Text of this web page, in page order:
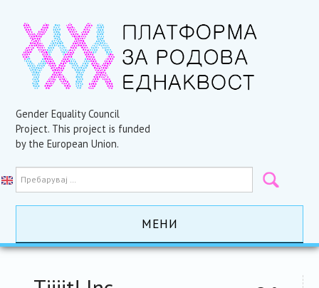
Gender Equality Council
Project. This project is funded
by the European Union.
МЕНИ